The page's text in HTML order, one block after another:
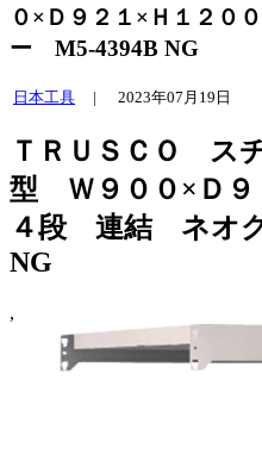
０×Ｄ９２１×Ｈ１２
ー M5-4394B NG
日本工具 | 2023年07月19日
ＴＲＵＳＣＯ ス
型 Ｗ９００×Ｄ
４段 連結 ネオ
NG
,